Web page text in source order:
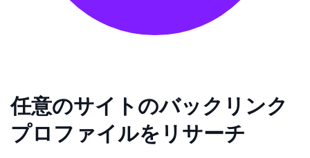
任意のサイトのバックリンク
プロファイルをリサーチ